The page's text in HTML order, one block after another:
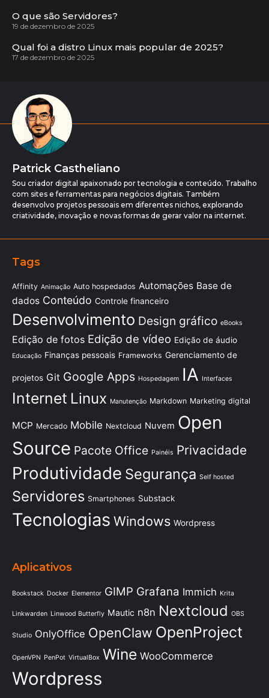
O que são Servidores?
19 de dezembro de 2025
Qual foi a distro Linux mais popular de 2025?
17 de dezembro de 2025
Patrick Castheliano
Sou criador digital apaixonado por tecnologia e conteúdo. Trabalho
com sites e ferramentas para negócios digitais. Também
desenvolvo projetos pessoais em diferentes nichos, explorando
criatividade, inovação e novas formas de gerar valor na internet.
Tags
Affinity Animação Auto hospedados Automações Base de
dados Conteúdo Controle financeiro
Desenvolvimento Design gráfico eBooks
Edição de fotos Edição de vídeo Edição de áudio
Educação Finanças pessoais Frameworks Gerenciamento de
projetos Git Google Apps Hospedagem IA Interfaces
Internet Linux Manutenção Markdown Marketing digital
MCP Mercado Mobile Nextcloud Nuvem Open
Source Pacote Office Painéis Privacidade
Produtividade Segurança Self hosted
Servidores Smartphones Substack
Tecnologias Windows Wordpress
Aplicativos
Bookstack Docker Elementor GIMP Grafana Immich Krita
Linkwarden Linwood Butterfly Mautic n8n Nextcloud OBS
Studio OnlyOffice OpenClaw OpenProject
OpenVPN PenPot VirtualBox Wine WooCommerce
Wordpress